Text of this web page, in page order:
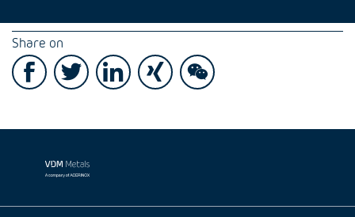
Share on